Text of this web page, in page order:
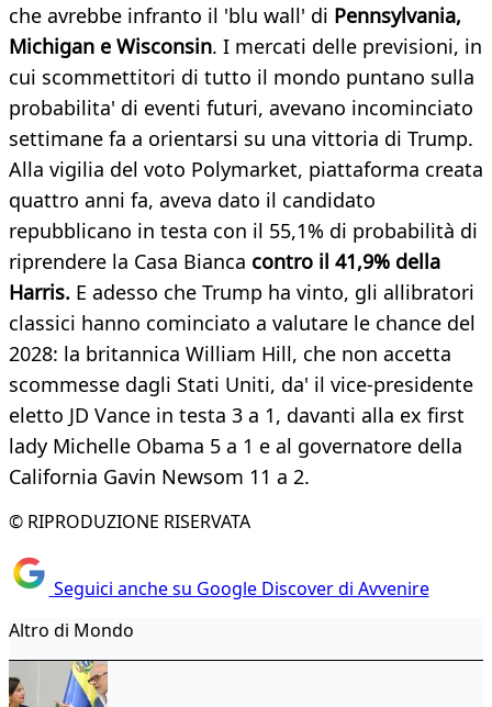
che avrebbe infranto il 'blu wall' di Pennsylvania,
Michigan e Wisconsin. I mercati delle previsioni, in
cui scommettitori di tutto il mondo puntano sulla
probabilita' di eventi futuri, avevano incominciato
settimane fa a orientarsi su una vittoria di Trump.
Alla vigilia del voto Polymarket, piattaforma creata
quattro anni fa, aveva dato il candidato
repubblicano in testa con il 55,1% di probabilità di
riprendere la Casa Bianca contro il 41,9% della
Harris. E adesso che Trump ha vinto, gli allibratori
classici hanno cominciato a valutare le chance del
2028: la britannica William Hill, che non accetta
scommesse dagli Stati Uniti, da' il vice-presidente
eletto JD Vance in testa 3 a 1, davanti alla ex first
lady Michelle Obama 5 a 1 e al governatore della
California Gavin Newsom 11 a 2.
© RIPRODUZIONE RISERVATA
Seguici anche su Google Discover di Avvenire
Altro di Mondo